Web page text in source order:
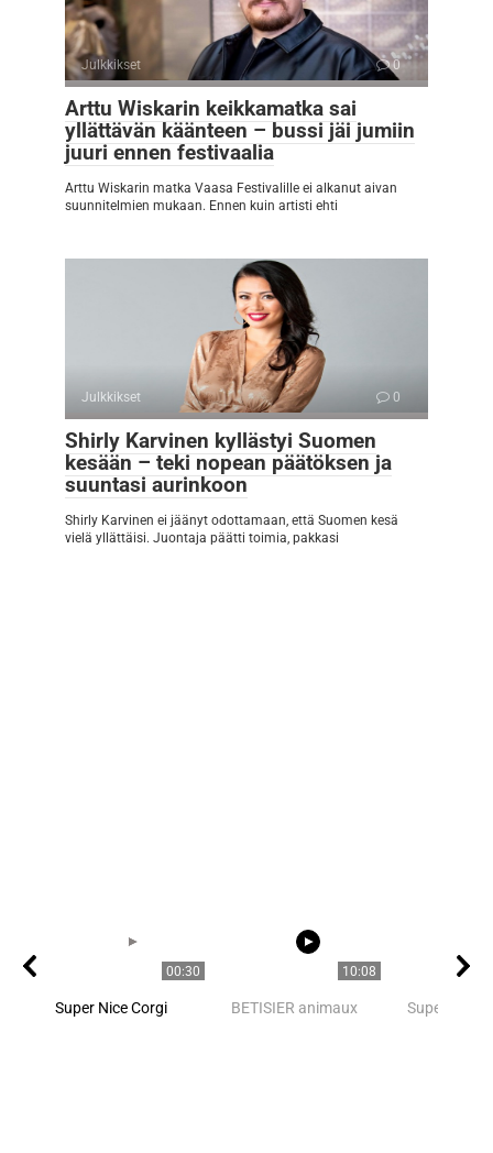
Julkkikset 0
Arttu Wiskarin keikkamatka sai
yllättävän käänteen – bussi jäi jumiin
juuri ennen festivaalia
Arttu Wiskarin matka Vaasa Festivalille ei alkanut aivan
suunnitelmien mukaan. Ennen kuin artisti ehti
Julkkikset 0
Shirly Karvinen kyllästyi Suomen
kesään – teki nopean päätöksen ja
suuntasi aurinkoon
Shirly Karvinen ei jäänyt odottamaan, että Suomen kesä
vielä yllättäisi. Juontaja päätti toimia, pakkasi
00:30
Super Nice Corgi
10:08
BETISIER animaux Super Nice